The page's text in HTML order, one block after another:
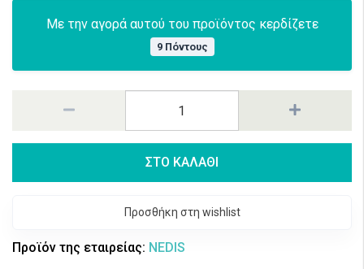
Με την αγορά αυτού του προϊόντος κερδίζετε
9 Πόντους
ΣΤΟ ΚΑΛΑΘΙ
Προσθήκη στη wishlist
Προϊόν της εταιρείας: NEDIS